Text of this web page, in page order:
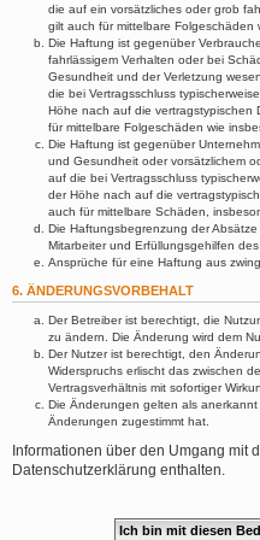
die auf ein vorsätzliches oder grob
gilt auch für mittelbare Folgeschäden
Die Haftung ist gegenüber
fahrlässigem Verhalten oder bei
Gesundheit und der Verletzung
die bei Vertragsschluss
Höhe nach auf die vertragstypischen
für mittelbare Folgeschäden wie
Die Haftung ist gegenüber
und Gesundheit oder vorsätzlichem
auf die bei Vertragsschluss
der Höhe nach auf die
auch für mittelbare Schäden,
Die Haftungsbegrenzung der
Mitarbeiter und Erfüllungsgehilfen des
Ansprüche für eine Haftung aus
6. ÄNDERUNGSVORBEHALT
Der Betreiber ist berechtigt, die
zu ändern. Die Änderung wird dem
Der Nutzer ist berechtigt, den
Widerspruchs erlischt das zwischen
Vertragsverhältnis mit sofortiger
Die Änderungen gelten als
Änderungen zugestimmt hat.
Informationen über den Umgang mit
Datenschutzerklärung enthalten.